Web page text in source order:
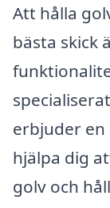
Att hålla
bästa skick
erbjuder en
hjälpa dig
golv och